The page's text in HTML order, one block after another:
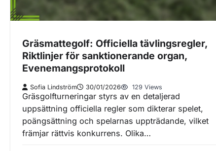
Gräsmattegolf: Officiella tävlingsregler,
Riktlinjer för sanktionerande organ,
Evenemangsprotokoll
Sofia Lindström 30/01/2026 129 Views
Gräsgolfturneringar styrs av en detaljerad
uppsättning officiella regler som dikterar spelet,
poängsättning och spelarnas uppträdande, vilket
främjar rättvis konkurrens. Olika…